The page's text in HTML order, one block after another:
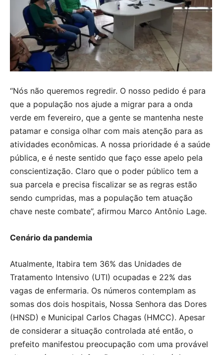
“Nós não queremos regredir. O nosso pedido é para
que a população nos ajude a migrar para a onda
verde em fevereiro, que a gente se mantenha neste
patamar e consiga olhar com mais atenção para as
atividades econômicas. A nossa prioridade é a saúde
pública, e é neste sentido que faço esse apelo pela
conscientização. Claro que o poder público tem a
sua parcela e precisa fiscalizar se as regras estão
sendo cumpridas, mas a população tem atuação
chave neste combate”, afirmou Marco Antônio Lage.
Cenário da pandemia
Atualmente, Itabira tem 36% das Unidades de
Tratamento Intensivo (UTI) ocupadas e 22% das
vagas de enfermaria. Os números contemplam as
somas dos dois hospitais, Nossa Senhora das Dores
(HNSD) e Municipal Carlos Chagas (HMCC). Apesar
de considerar a situação controlada até então, o
prefeito manifestou preocupação com uma provável